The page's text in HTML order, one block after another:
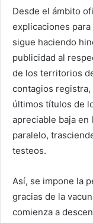
Desde el ámbito
explicaciones
sigue haciendo
publicidad al
de los territorios
contagios registra,
últimos títulos de
apreciable baja en
paralelo,
testeos.
Así, se impone la
gracias de la
comienza a